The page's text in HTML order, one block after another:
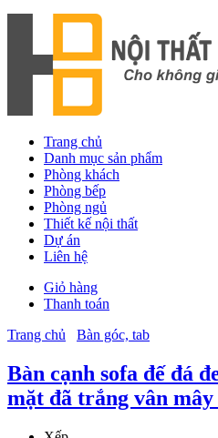
Trang chủ
Danh mục sản phẩm
Phòng khách
Phòng bếp
Phòng ngủ
Thiết kế nội thất
Dự án
Liên hệ
Giỏ hàng
Thanh toán
Trang chủ
Bàn góc, tab
Bàn cạnh sofa đế đá
mặt đã trắng vân mây